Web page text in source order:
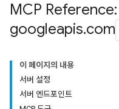
MCP
googleapis.com
이 페이지의 내용
서버 설정
서버 엔드포인트